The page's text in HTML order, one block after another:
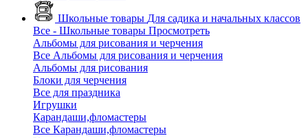
Школьные товары Для садика и начальных классов
Все - Школьные товары Просмотреть
Альбомы для рисования и черчения
Все Альбомы для рисования и черчения
Альбомы для рисования
Блоки для черчения
Все для праздника
Игрушки
Карандаши,фломастеры
Все Карандаши,фломастеры